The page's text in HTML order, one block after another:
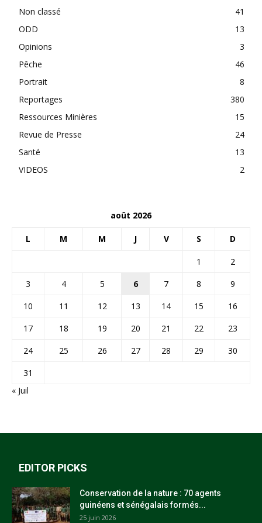
Non classé
41
ODD
13
Opinions
3
Pêche
46
Portrait
8
Reportages
380
Ressources Minières
15
Revue de Presse
24
Santé
13
VIDEOS
2
août 2026
L M M J V S D
1
2
3
4 5 6 7 8
9
10
11 12 13 14 15
16
17
18 19 20 21 22
23
24
25 26 27 28 29
30
31
« Juil
EDITOR PICKS
Conservation de la nature : 70 agents
guinéens et sénégalais formés...
25 juin 2026